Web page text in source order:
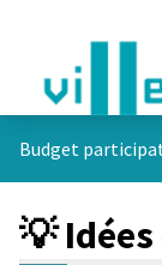
Budget
💡